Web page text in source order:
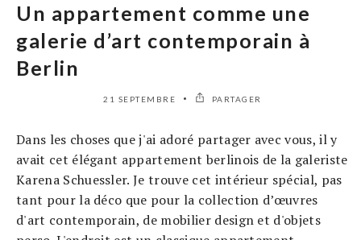
Un appartement comme une
galerie d’art contemporain à
Berlin
21 SEPTEMBRE PARTAGER
Dans les choses que j'ai adoré partager avec vous, il y
avait cet élégant appartement berlinois de la galeriste
Karena Schuessler. Je trouve cet intérieur spécial, pas
tant pour la déco que pour la collection d’œuvres
d'art contemporain, de mobilier design et d'objets